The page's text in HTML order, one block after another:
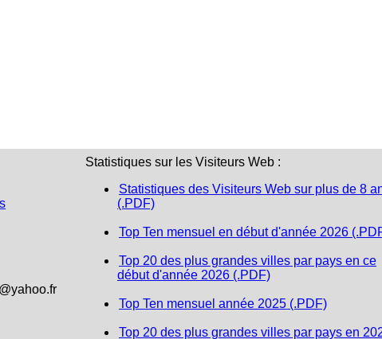
Statistiques sur les Visiteurs Web :
Statistiques des Visiteurs Web sur plus de 8
(.PDF)
Top Ten mensuel en début d'année 2026
Top 20 des plus grandes villes par pays en ce
début d'année 2026 (.PDF)
Top Ten mensuel année 2025 (.PDF)
Top 20 des plus grandes villes par pays en